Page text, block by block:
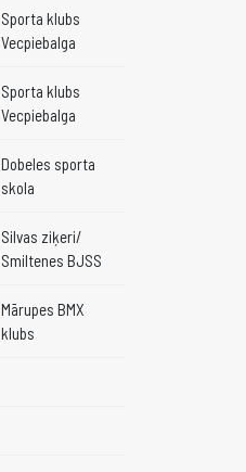
Sporta klubs
Vecpiebalga
Sporta klubs
Vecpiebalga
Dobeles sporta
skola
Silvas ziķeri/
Smiltenes BJSS
Mārupes BMX
klubs